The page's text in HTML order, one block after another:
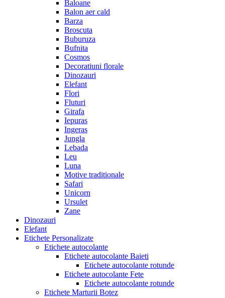
Baloane
Balon aer cald
Barza
Broscuta
Buburuza
Bufnita
Cosmos
Decoratiuni florale
Dinozauri
Elefant
Flori
Fluturi
Girafa
Iepuras
Ingeras
Jungla
Lebada
Leu
Luna
Motive traditionale
Safari
Unicorn
Ursulet
Zane
Dinozauri
Elefant
Etichete Personalizate
Etichete autocolante
Etichete autocolante Baieti
Etichete autocolante rotunde
Etichete autocolante Fete
Etichete autocolante rotunde
Etichete Marturii Botez